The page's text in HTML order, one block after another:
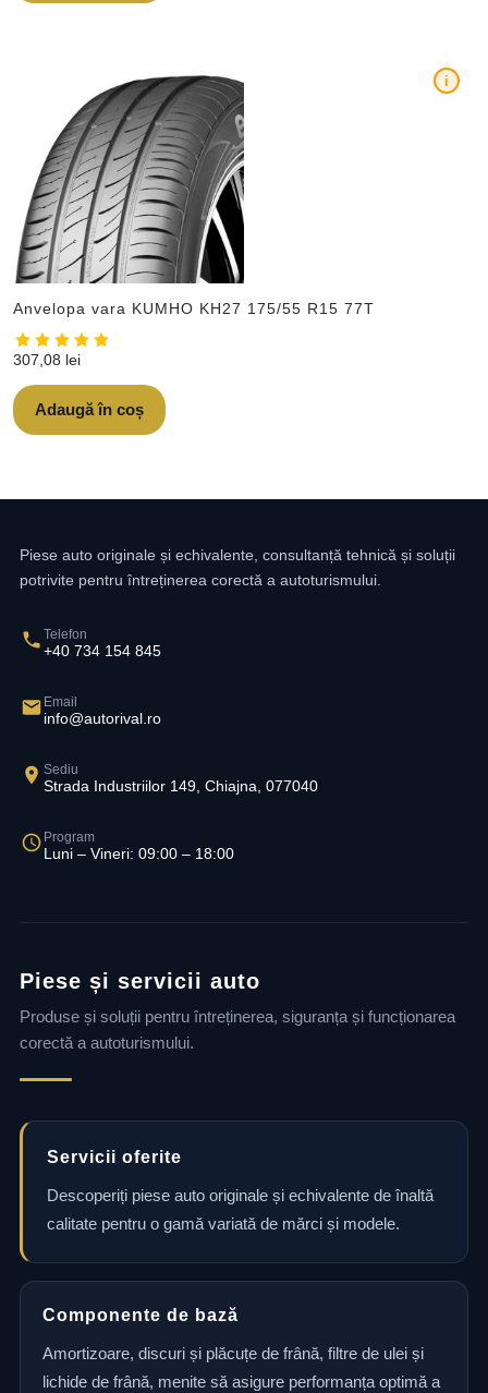
Anvelopa vara KUMHO KH27 175/55 R15 77T
i
307,08 lei
Adaugă în coș
Piese auto originale și echivalente, consultanță tehnică și soluții
potrivite pentru întreținerea corectă a autoturismului.
Telefon
+40 734 154 845
Email
info@autorival.ro
Sediu
Strada Industriilor 149, Chiajna, 077040
Program
Luni – Vineri: 09:00 – 18:00
Piese și servicii auto
Produse și soluții pentru întreținerea, siguranța și funcționarea
corectă a autoturismului.
Servicii oferite
Descoperiți piese auto originale și echivalente de înaltă
calitate pentru o gamă variată de mărci și modele.
Componente de bază
Amortizoare, discuri și plăcuțe de frână, filtre de ulei și
lichide de frână, menite să asigure performanța optimă a